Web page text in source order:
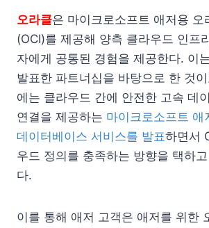
오라클은 마이크로소프트 애저용 오
(OCI)를 제공해 양측 클라우드 인프
자에게 공통된 경험을 제공한다. 이
발표한 파트너십을 바탕으로 한 것
에는 클라우드 간에 안전한 고속 데
연결을 제공하는 마이크로소프트 애
데이터베이스 서비스를 발표하면서
우드 정의를 충족하는 방향을 택하
다.
이를 통해 애저 고객은 애저를 위한